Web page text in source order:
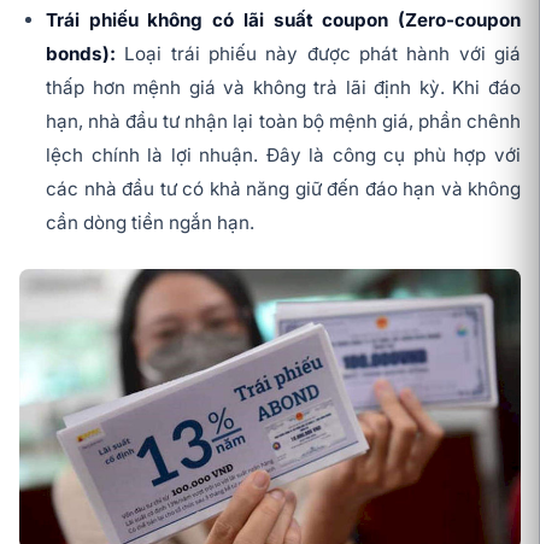
Trái phiếu không có lãi suất coupon (Zero-coupon
bonds): Loại trái phiếu này được phát hành với giá
thấp hơn mệnh giá và không trả lãi định kỳ. Khi đáo
hạn, nhà đầu tư nhận lại toàn bộ mệnh giá, phần chênh
lệch chính là lợi nhuận. Đây là công cụ phù hợp với
các nhà đầu tư có khả năng giữ đến đáo hạn và không
cần dòng tiền ngắn hạn.